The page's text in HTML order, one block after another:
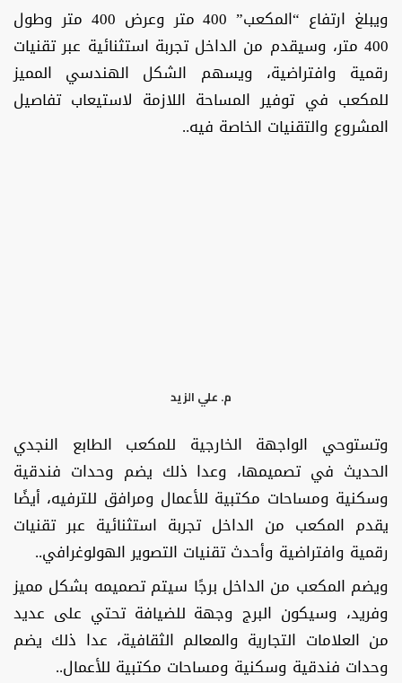
ويبلغ ارتفاع “المكعب” 400 متر وعرض 400 متر وطول
400 متر، وسيقدم من الداخل تجربة استثنائية عبر تقنيات
رقمية وافتراضية، ويسهم الشكل الهندسي المميز
للمكعب في توفير المساحة اللازمة لاستيعاب تفاصيل
المشروع والتقنيات الخاصة فيه..
م. علي الزيد
وتستوحي الواجهة الخارجية للمكعب الطابع النجدي
الحديث في تصميمها، وعدا ذلك يضم وحدات فندقية
وسكنية ومساحات مكتبية للأعمال ومرافق للترفيه، أيضًا
يقدم المكعب من الداخل تجربة استثنائية عبر تقنيات
رقمية وافتراضية وأحدث تقنيات التصوير الهولوغرافي..
ويضم المكعب من الداخل برجًا سيتم تصميمه بشكل مميز
وفريد، وسيكون البرج وجهة للضيافة تحتي على عديد
من العلامات التجارية والمعالم الثقافية، عدا ذلك يضم
وحدات فندقية وسكنية ومساحات مكتبية للأعمال..